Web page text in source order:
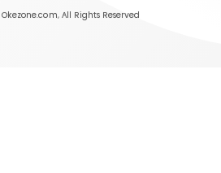
Okezone.com, All Rights Reserved